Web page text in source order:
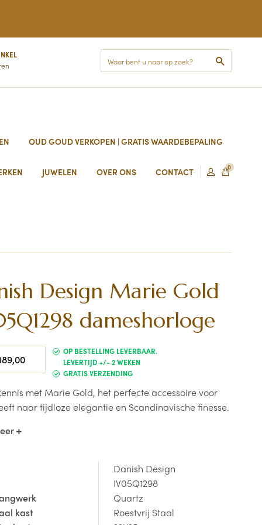
OUD GOUD VERKOPEN | GRATIS WAARDEBEPALING
JUWELEN OVER ONS CONTACT 0
Design Marie Gold
dameshorloge
OP BESTELLING LEVERBAAR.
LEVERTIJD +/- 2 WEKEN
GRATIS VERZENDING
met Marie Gold, het perfecte accessoire voor
naar tijdloze elegantie en Scandinavische finesse.
dit horloge de klassieke stijl van Deens design.
ontworpen voor vrouwen die houden van subtiele
Deze prachtige creatie van Danish Design
moeiteloos een gouden kast met een
schakelarmband, waardoor een
Danish Design
IV05Q1298
Quartz
kast
Roestvrij Staal